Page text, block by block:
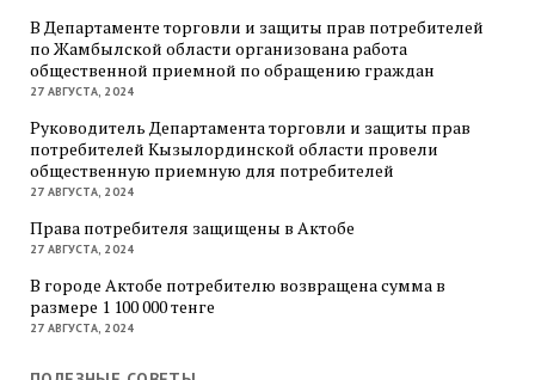
В Департаменте торговли и защиты прав потребителей
по Жамбылской области организована работа
общественной приемной по обращению граждан
27 АВГУСТА, 2024
Руководитель Департамента торговли и защиты прав
потребителей Кызылординской области провели
общественную приемную для потребителей
27 АВГУСТА, 2024
Права потребителя защищены в Актобе
27 АВГУСТА, 2024
В городе Актобе потребителю возвращена сумма в
размере 1 100 000 тенге
27 АВГУСТА, 2024